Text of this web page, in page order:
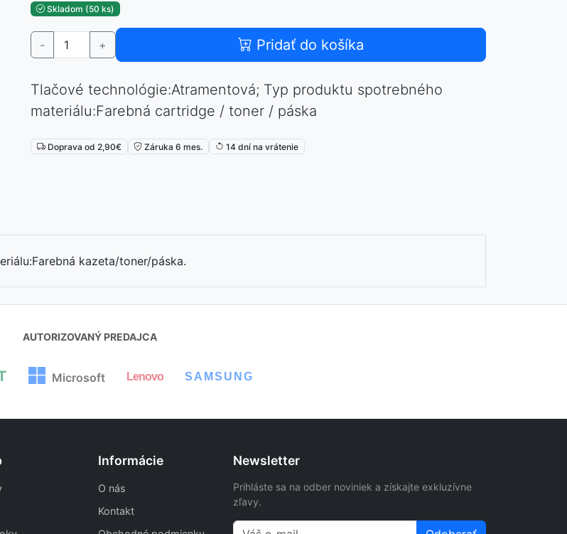
Skladom (50 ks)
- + Pridať do košíka
Tlačové technológie:Atramentová; Typ produktu spotrebného
materiálu:Farebná cartridge / toner / páska
Doprava od 2,90€ Záruka 6 mes. 14 dní na vrátenie
kazeta/toner/páska.
AUTORIZOVANÝ PREDAJCA
Microsoft Lenovo SAMSUNG
Informácie
O nás
Kontakt
Newsletter
Prihláste sa na odber noviniek a získajte exkluzívne
zľavy.